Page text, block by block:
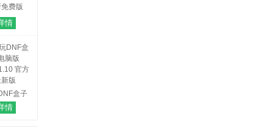
界java
器电脑
版
费版
情
盒子
版
官方
情